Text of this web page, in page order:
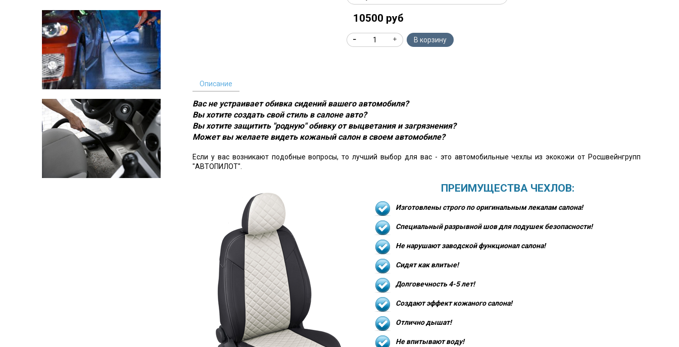
10500 руб
В корзину
Описание
Вас не устраивает обивка сидений вашего автомобиля?
Вы хотите создать свой стиль в салоне авто?
Вы хотите защитить "родную" обивку от выцветания и загрязнения?
Может вы желаете видеть кожаный салон в своем автомобиле?
Если у вас возникают подобные вопросы, то лучший выбор для вас - это автомобильные чехлы из экокожи от Росшвейнгрупп
"АВТОПИЛОТ".
ПРЕИМУЩЕСТВА ЧЕХЛОВ:
Изготовлены строго по оригинальным лекалам салона!
Специальный разрывной шов для подушек безопасности!
Не нарушают заводской функционал салона!
Сидят как влитые!
Долговечность 4-5 лет!
Создают эффект кожаного салона!
Отлично дышат!
Не впитывают воду!